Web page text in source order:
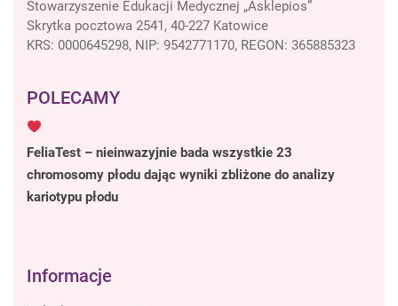
Stowarzyszenie Edukacji Medycznej „Asklepios”
Skrytka pocztowa 2541, 40-227 Katowice
KRS: 0000645298, NIP: 9542771170, REGON: 365885323
POLECAMY
FeliaTest – nieinwazyjnie bada wszystkie 23
chromosomy płodu dając wyniki zbliżone do analizy
kariotypu płodu
Informacje